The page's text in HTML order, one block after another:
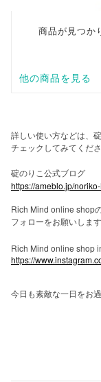
詳しい使い方などは、
チェックしてみてくだ
碇のりこ公式ブログ
https://ameblo.jp/
Rich Mind online shop
フォローをお願いします
Rich Mind online shop
https://
今日も素敵な一日をお